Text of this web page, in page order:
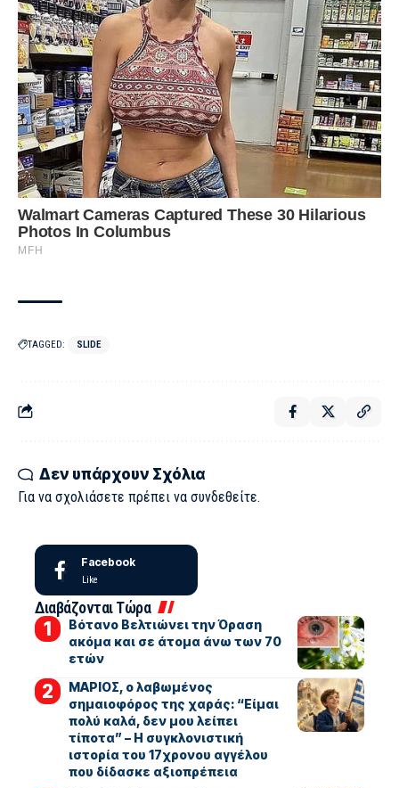
TAGGED: SLIDE
Δεν υπάρχουν Σχόλια
Για να σχολιάσετε πρέπει να συνδεθείτε.
Facebook
Like
Διαβάζονται Τώρα
Βότανο Βελτιώνει την Όραση
ακόμα και σε άτομα άνω των 70
ετών
ΜΑΡΙΟΣ, ο λαβωμένος
σημαιοφόρος της χαράς: “Είμαι
πολύ καλά, δεν μου λείπει
τίποτα” – Η συγκλονιστική
ιστορία του 17χρονου αγγέλου
που δίδασκε αξιοπρέπεια